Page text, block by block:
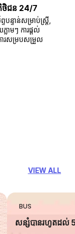
ថិជន 24/7
ន្ទាន់សម្រាប់ស្ត្រី,
ាមៗ ការផ្តល់
សម្របសម្រួល
VIEW ALL
BUS
សន្សំបានរហូតដល់